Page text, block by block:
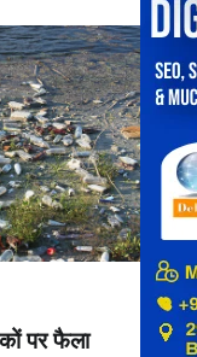
पर फैला